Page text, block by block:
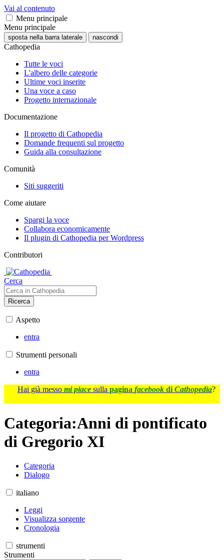
Vai al contenuto
Menu principale
Menu principale
sposta nella barra laterale nascondi
Cathopedia
Tutte le voci
L'albero delle categorie
Ultime voci inserite
Una voce a caso
Progetto internazionale
Documentazione
Il progetto di Cathopedia
Domande frequenti sul progetto
Guida alla consultazione
Comunità
Siti suggeriti
Come aiutare
Spargi la voce
Collabora economicamente
Il plugin di Cathopedia per Wordpress
Contributori
Cerca
Ricerca
Aspetto
entra
Strumenti personali
entra
Hai già messo mi piace sulla pagina facebook di Cathopedia?
Categoria:Anni di pontificato
di Gregorio XI
Categoria
Dialogo
italiano
Leggi
Visualizza sorgente
Cronologia
strumenti
Strumenti